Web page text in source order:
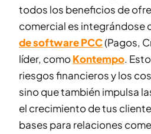
todos los beneficios de
comercial es integrándose
de software PCC(Pagos,
líder, comoKontempo.
riesgos financieros y los
sino que también impulsa
el crecimiento de tus
bases para relaciones